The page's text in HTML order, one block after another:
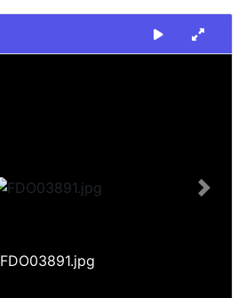
FDO03891.jpg
Next